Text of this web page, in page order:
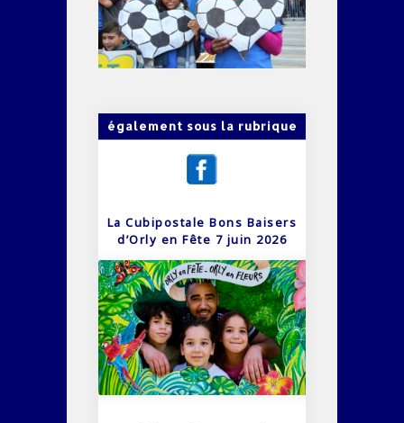
également sous la rubrique
La Cubipostale Bons Baisers
d’Orly en Fête 7 juin 2026